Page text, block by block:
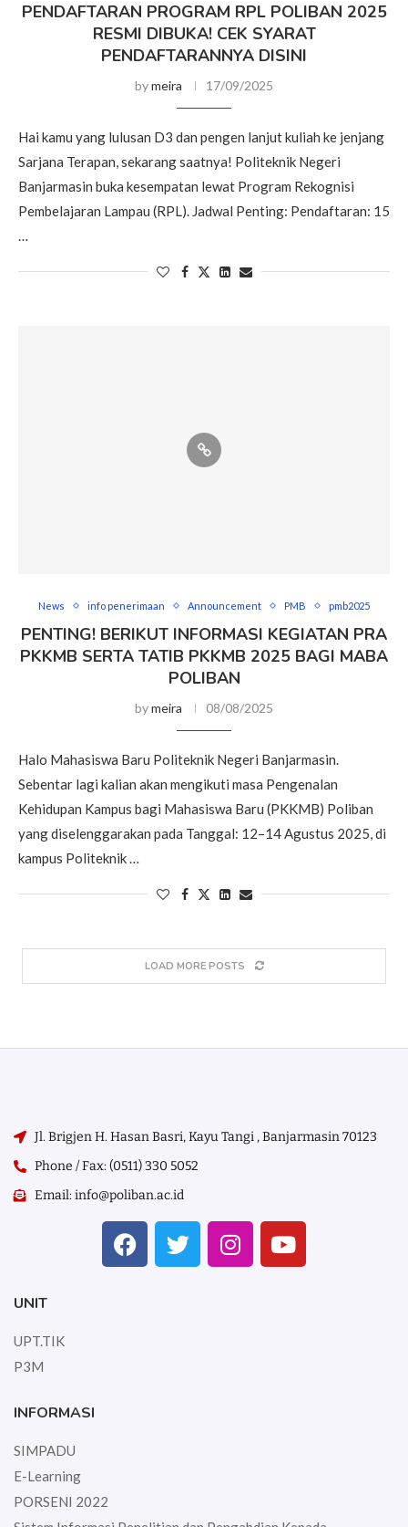
PENDAFTARAN PROGRAM RPL POLIBAN 2025
RESMI DIBUKA! CEK SYARAT
PENDAFTARANNYA DISINI
bymeira 17/09/2025
Hai kamu yang lulusan D3 dan pengen lanjut kuliah ke jenjang
Sarjana Terapan, sekarang saatnya! Politeknik Negeri
Banjarmasin buka kesempatan lewat Program Rekognisi
Pembelajaran Lampau (RPL). Jadwal Penting: Pendaftaran: 15
…
News info penerimaan Announcement PMB pmb2025
PENTING! BERIKUT INFORMASI KEGIATAN PRA
PKKMB SERTA TATIB PKKMB 2025 BAGI MABA
POLIBAN
bymeira 08/08/2025
Halo Mahasiswa Baru Politeknik Negeri Banjarmasin.
Sebentar lagi kalian akan mengikuti masa Pengenalan
Kehidupan Kampus bagi Mahasiswa Baru (PKKMB) Poliban
yang diselenggarakan pada Tanggal: 12–14 Agustus 2025, di
kampus Politeknik …
LOAD MORE POSTS
Jl. Brigjen H. Hasan Basri, Kayu Tangi , Banjarmasin 70123
Phone / Fax: (0511) 330 5052
Email: info@poliban.ac.id
UNIT
UPT.TIK
P3M
INFORMASI
SIMPADU
E-Learning
PORSENI 2022